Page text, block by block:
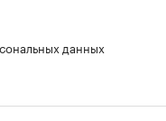
данных